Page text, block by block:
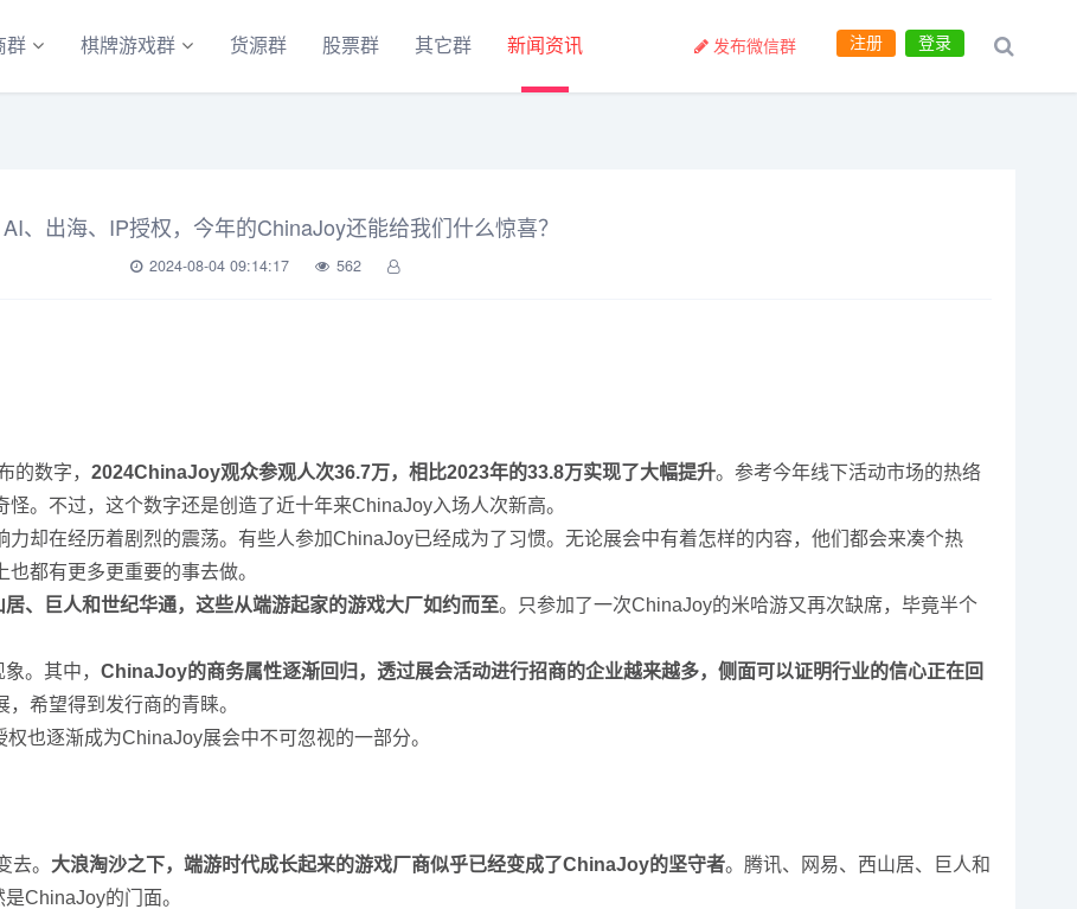
群 棋牌游戏群 货源群 股票群 其它群 新闻资讯 登录
注册
发布微信群
AI、出海、IP授权，今年的ChinaJoy还能给我们什么惊喜？
2024-08-04 09:14:17 562
的数字， 2024ChinaJoy观众参观人次36.7万，相比2023年的33.8万实现了大幅提升。参考今年线下活动市场的热络
。不过，这个数字还是创造了近十年来ChinaJoy入场人次新高。
却在经历着剧烈的震荡。有些人参加ChinaJoy已经成为了习惯。无论展会中有着怎样的内容，他们都会来凑个热
都有更多更重要的事去做。
、巨人和世纪华通，这些从端游起家的游戏大厂如约而至。只参加了一次ChinaJoy的米哈游又再次缺席，毕竟半个
。其中， ChinaJoy的商务属性逐渐回归，透过展会活动进行招商的企业越来越多，侧面可以证明行业的信心正在回
希望得到发行商的青睐。
也逐渐成为ChinaJoy展会中不可忽视的一部分。
。 大浪淘沙之下，端游时代成长起来的游戏厂商似乎已经变成了ChinaJoy的坚守者。腾讯、网易、西山居、巨人和
ChinaJoy的门面。